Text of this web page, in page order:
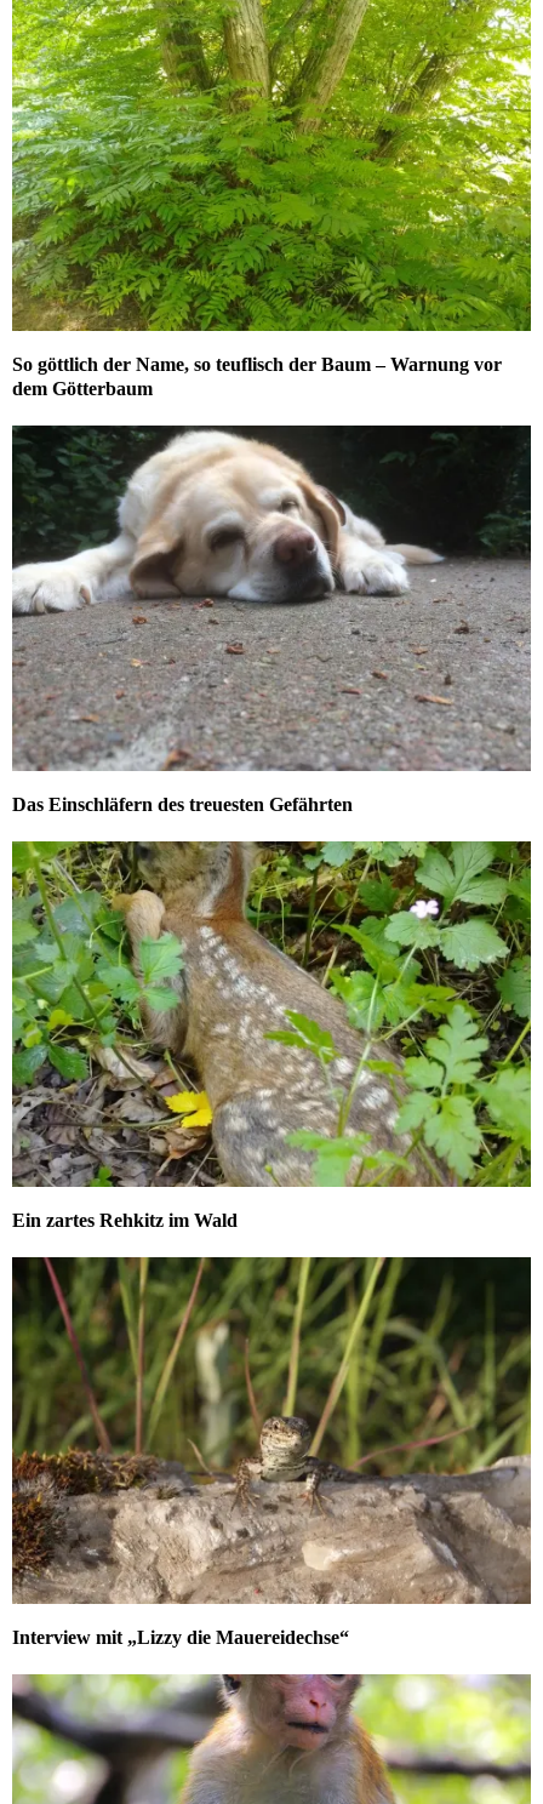
So göttlich der Name, so teuflisch der Baum – Warnung vor
dem Götterbaum
Das Einschläfern des treuesten Gefährten
Ein zartes Rehkitz im Wald
Interview mit „Lizzy die Mauereidechse“